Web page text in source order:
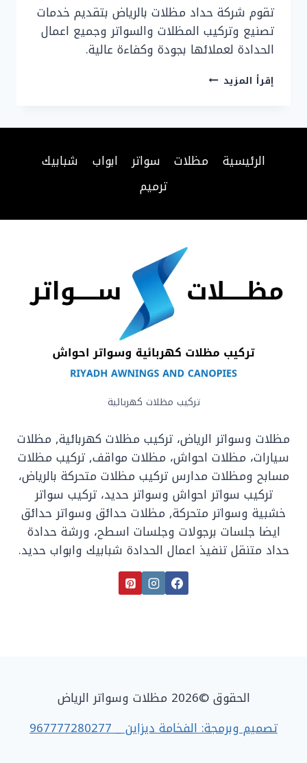
تقوم شركة حداد مظلات بالرياض بتقديم خدمات
تصنيع وتركيب المظلات والسواتر وجميع اعمال
الحدادة لعملائها بجودة وكفاءة عالية.
إقرأ المزيد أفضل
مظلاتالرئيسية مظلات سواتر ابواب
شبابيك
ترميم
تركيب مظلات كهربائية
مظلات وسواتر الرياض، تركيب مظلات كهربائية, مظلات
سيارات، مظلات احواش، مظلات مواقف, تركيب مظلات
مسابح ومظلات مدارس تركيب مظلات متحركة بالرياض،
تركيب سواتر احواش وسواتر حديد، تركيب سواتر
خشبية وسواتر متحركة, مظلات حدائق وسواتر حدائق
ايضا جلسات برجولات وجلسات اسطح، ورشة حدادة
حداد متنقل تنفيذ اعمال الحدادة شبابيك وابواب حديد.
الحقوق ©2026 مظلات وسواتر الرياض
تصميم وبرمجة: الفخامة ديزاين _ 967777280277